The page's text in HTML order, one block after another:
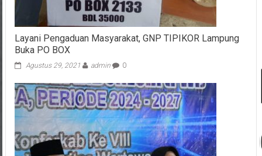
Layani Pengaduan Masyarakat, GNP TIPIKOR Lampung
Buka PO BOX
Agustus 29, 2021 admin 0